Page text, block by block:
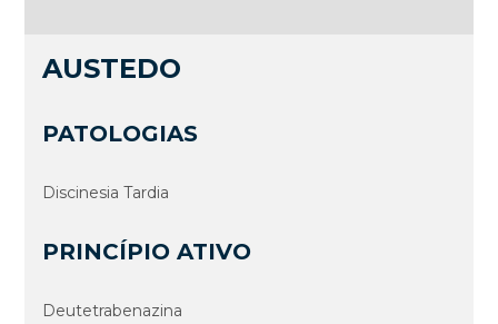
AUSTEDO
PATOLOGIAS
Discinesia Tardia
PRINCÍPIO ATIVO
Deutetrabenazina